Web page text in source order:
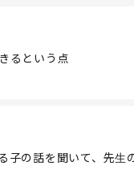
るという点
子の話を聞いて、先生